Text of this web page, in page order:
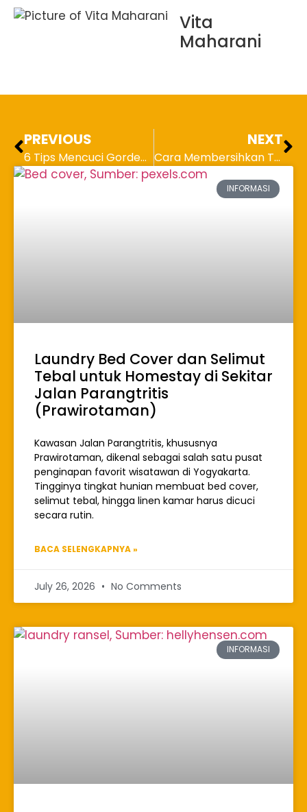
Vita
Maharani
PREVIOUS
6 Tips Mencuci Gorden agar Tidak Mudah Sobek dan Rusak
NEXT
Cara Membersihkan Tas Kanvas Paling Efektif, Bersih Seperti Baru!
INFORMASI
Laundry Bed Cover dan Selimut
Tebal untuk Homestay di Sekitar
Jalan Parangtritis
(Prawirotaman)
Kawasan Jalan Parangtritis, khususnya
Prawirotaman, dikenal sebagai salah satu pusat
penginapan favorit wisatawan di Yogyakarta.
Tingginya tingkat hunian membuat bed cover,
selimut tebal, hingga linen kamar harus dicuci
secara rutin.
BACA SELENGKAPNYA »
July 26, 2026 No Comments
INFORMASI